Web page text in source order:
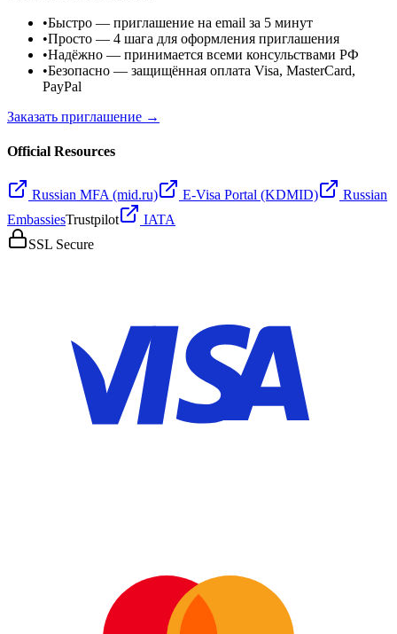
•Быстро — приглашение на email за 5 минут
•Просто — 4 шага для оформления приглашения
•Надёжно — принимается всеми консульствами РФ
•Безопасно — защищённая оплата Visa, MasterCard,
PayPal
Заказать приглашение →
Official Resources
Russian MFA (mid.ru) E-Visa Portal (KDMID)
Russian
EmbassiesTrustpilot
IATA
SSL Secure